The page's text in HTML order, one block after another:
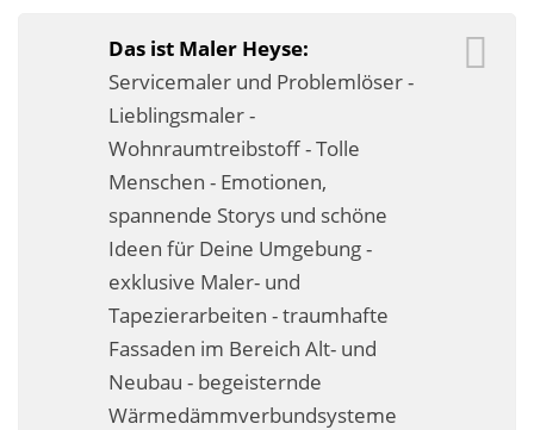
Entspannter Urlaubsservice
Business-Lösungen
Premium-Lösungen
Meine gute Empfehlung
Arbeitsbühne mieten
Heyse Lifestyle
Kontakt
Das ist Maler Heyse:
Servicemaler und Problemlöser -
Lieblingsmaler -
Wohnraumtreibstoff - Tolle
Menschen - Emotionen,
spannende Storys und schöne
Ideen für Deine Umgebung -
exklusive Maler- und
Tapezierarbeiten - traumhafte
Fassaden im Bereich Alt- und
Neubau - begeisternde
Wärmedämmverbundsysteme